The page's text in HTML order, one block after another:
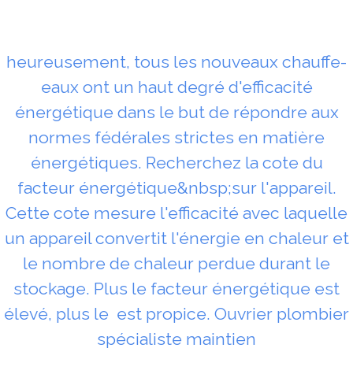
heureusement, tous les nouveaux chauffe-
eaux ont un haut degré d'efficacité
énergétique dans le but de répondre aux
normes fédérales strictes en matière
énergétiques. Recherchez la cote du
facteur énergétique&nbsp;sur l'appareil.
Cette cote mesure l'efficacité avec laquelle
un appareil convertit l'énergie en chaleur et
le nombre de chaleur perdue durant le
stockage. Plus le facteur énergétique est
élevé, plus le est propice. Ouvrier plombier
spécialiste maintien